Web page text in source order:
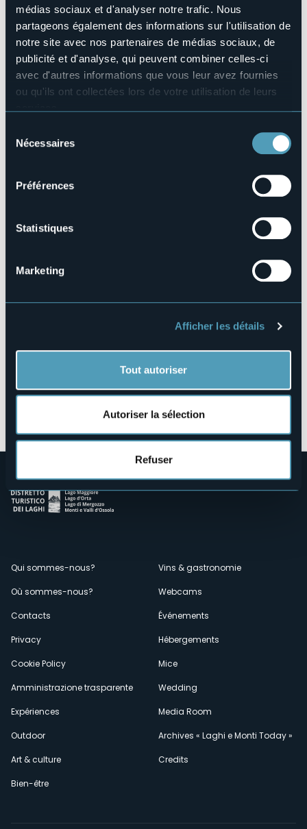
médias sociaux et d'analyser notre trafic. Nous
partageons également des informations sur l'utilisation de
notre site avec nos partenaires de médias sociaux, de
publicité et d'analyse, qui peuvent combiner celles-ci
avec d'autres informations que vous leur avez fournies
ou qu'ils ont collectées lors de votre utilisation de leurs
manière de les gérer et de les supprimer,
cliquez ici
Nécessaires
Préférences
Statistiques
Marketing
Afficher les détails
Tout autoriser
Autoriser la sélection
Refuser
Prenotazioni obbligatorie al +39 342.1419119 e al +39
328.4986109 (posti limitati)
Organisateur de l'événement
Clap
Lieu de l'événement
Clapannone - Via Fratelli Bandiera 17
E-mail
info@clap.zone
https://clap.zone/eventi/domeniclap-sorsi-di-spettacolo-
28041 - Arona (NO)
Ouvrir la carte
Menù
secondario
Qui sommes-nous?
Où sommes-nous?
Contacts
Privacy
Cookie Policy
Amministrazione trasparente
Expériences
Outdoor
Art & culture
Bien-être
Vins & gastronomie
Webcams
Événements
Hébergements
Mice
Wedding
Media Room
Archives « Laghi e Monti Today »
Credits